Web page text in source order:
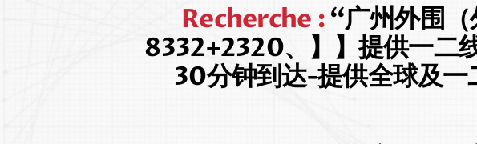
Recherche :“广州外围
8332+2320、】】提供一二
30分钟到达-提供全球及